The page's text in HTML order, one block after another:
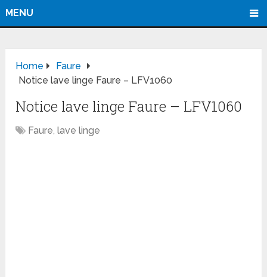
MENU
Home
Faure
Notice lave linge Faure – LFV1060
Notice lave linge Faure – LFV1060
Faure,lave linge